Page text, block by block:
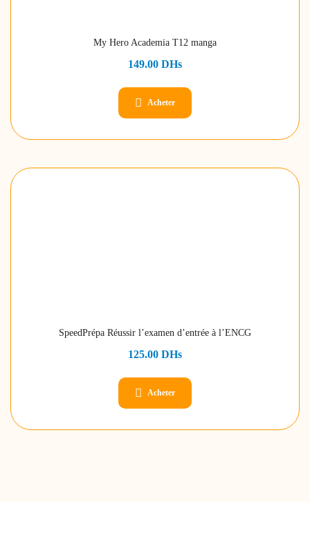
My Hero Academia T12 manga
149.00 DHs
Acheter
SpeedPrépa Réussir l’examen d’entrée à l’ENCG
125.00 DHs
Acheter